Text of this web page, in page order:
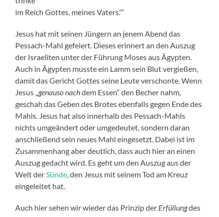
im Reich Gottes, meines Vaters.'“
Jesus hat mit seinen Jüngern an jenem Abend das
Pessach-Mahl gefeiert. Dieses erinnert an den Auszug
der Israeliten unter der Führung Moses aus Ägypten.
Auch in Ägypten musste ein Lamm sein Blut vergießen,
damit das Gericht Gottes seine Leute verschonte. Wenn
Jesus „genauso nachdem Essen“ den Becher nahm,
geschah das Geben des Brotes ebenfalls gegen Ende des
Mahls. Jesus hat also innerhalb des Pessach-Mahls
nichts umgeändert oder umgedeutet, sondern daran
anschließend sein neues Mahl eingesetzt. Dabei ist im
Zusammenhang aber deutlich, dass auch hier an einen
Auszug gedacht wird. Es geht um den Auszug aus der
Welt derSünde, den Jesus mit seinem Tod am Kreuz
eingeleitet hat.
Auch hier sehen wir wieder das Prinzip der Erfüllungdes